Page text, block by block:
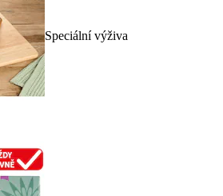
Speciální výživa